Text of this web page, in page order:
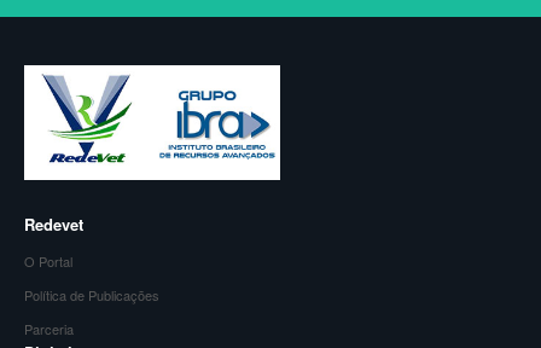
Redevet
O Portal
Política de Publicações
Parceria